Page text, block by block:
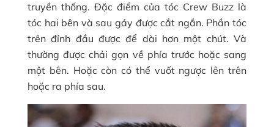
truyền thống. Đặc điểm của tóc Crew Buzz là
tóc hai bên và sau gáy được cắt ngắn. Phần tóc
trên đỉnh đầu được để dài hơn một chút. Và
thường được chải gọn về phía trước hoặc sang
một bên. Hoặc còn có thể vuốt ngược lên trên
hoặc ra phía sau.